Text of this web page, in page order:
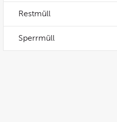
Restmüll
Sperrmüll